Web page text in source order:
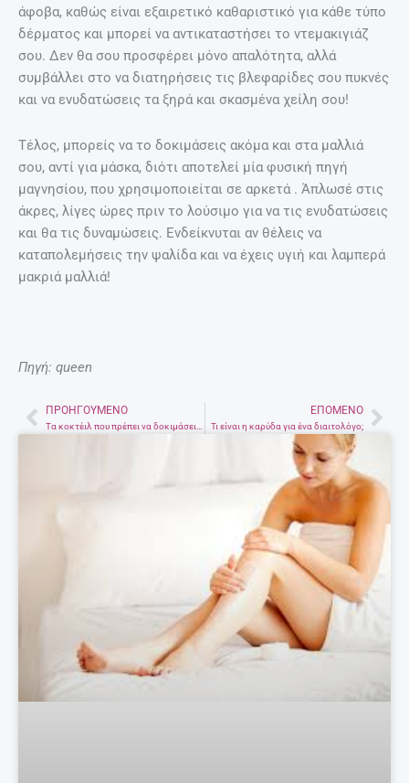
άφοβα, καθώς είναι εξαιρετικό καθαριστικό για κάθε τύπο
δέρματος και μπορεί να αντικαταστήσει το ντεμακιγιάζ
σου. Δεν θα σου προσφέρει μόνο απαλότητα, αλλά
συμβάλλει στο να διατηρήσεις τις βλεφαρίδες σου πυκνές
και να ενυδατώσεις τα ξηρά και σκασμένα χείλη σου!
Τέλος, μπορείς να το δοκιμάσεις ακόμα και στα μαλλιά
σου, αντί για μάσκα, διότι αποτελεί μία φυσική πηγή
μαγνησίου, που χρησιμοποιείται σε αρκετά . Άπλωσέ στις
άκρες, λίγες ώρες πριν το λούσιμο για να τις ενυδατώσεις
και θα τις δυναμώσεις. Ενδείκνυται αν θέλεις να
καταπολεμήσεις την ψαλίδα και να έχεις υγιή και λαμπερά
μακριά μαλλιά!
Πηγή: queen
Prev
ΠΡΟΗΓΟΎΜΕΝΟ ΕΠΌΜΕΝΟ
Τι είναι η καρύδα για ένα διαιτολόγο;